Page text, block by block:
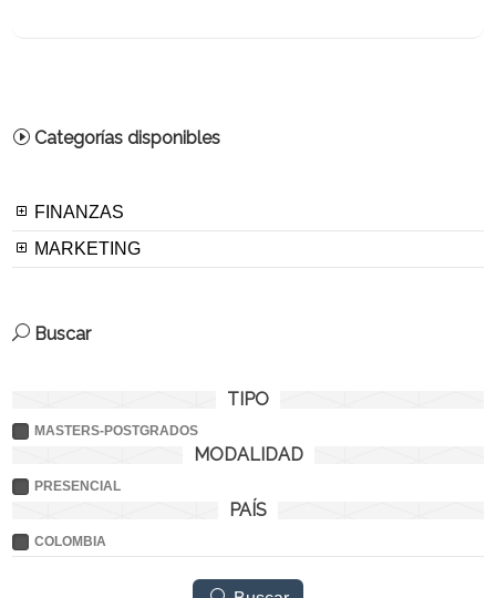
Categorías disponibles
FINANZAS
MARKETING
Buscar
TIPO
MASTERS-POSTGRADOS
MODALIDAD
PRESENCIAL
PAÍS
COLOMBIA